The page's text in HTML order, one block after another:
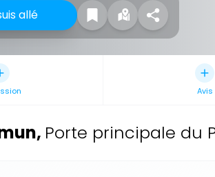
allé
Avis
, Porte principale du